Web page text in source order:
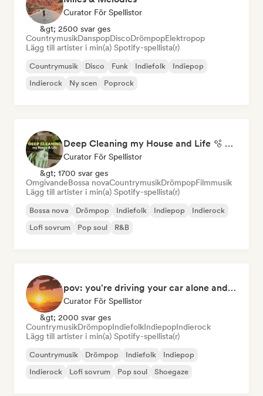
Curator För Spellistor
&gt; 2500 svar ges
CountrymusikDanspopDiscoDrömpopElektropop
Lägg till artister i min(a) Spotify-spellista(r)
Countrymusik Disco Funk Indiefolk
Indiepop
Indierock
Ny scen Poprock
Deep Cleaning my House and Life 🫧 Bedroom Pop & Indie Pop
Curator För Spellistor
&gt; 1700 svar ges
OmgivandeBossa novaCountrymusikDrömpopFilmmusik
Lägg till artister i min(a) Spotify-spellista(r)
Bossa nova Drömpop Indiefolk Indiepop
Indierock
Lofi sovrum
Pop soul R&B
pov: you're driving your car alone and it's golden hour
Curator För Spellistor
&gt; 2000 svar ges
CountrymusikDrömpopIndiefolkIndiepopIndierock
Lägg till artister i min(a) Spotify-spellista(r)
Countrymusik Drömpop Indiefolk
Indiepop
Indierock
Lofi sovrum Pop soul Shoegaze